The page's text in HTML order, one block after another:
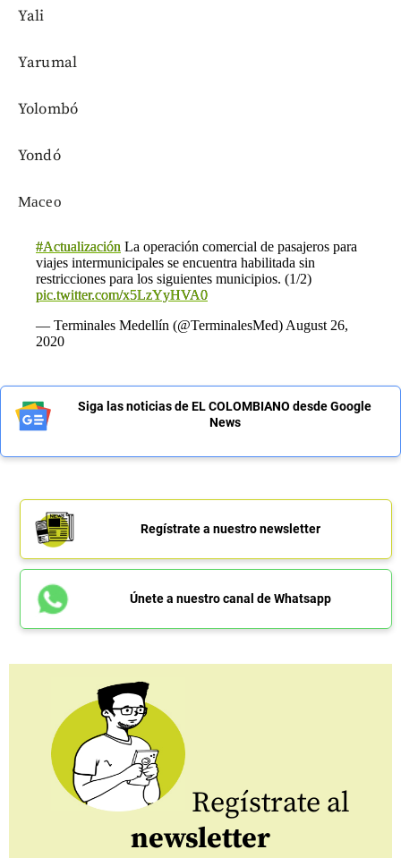
Yali
Yarumal
Yolombó
Yondó
Масео
#Actualización La operación comercial de pasajeros para
viajes intermunicipales se encuentra habilitada sin
restricciones para los siguientes municipios. (1/2)
pic.twitter.com/x5LzYyHVA0
— Terminales Medellín (@TerminalesMed) August 26,
2020
Siga las noticias de EL COLOMBIANO desde Google
News
Regístrate a nuestro newsletter
Únete a nuestro canal de Whatsapp
Regístrate al
newsletter